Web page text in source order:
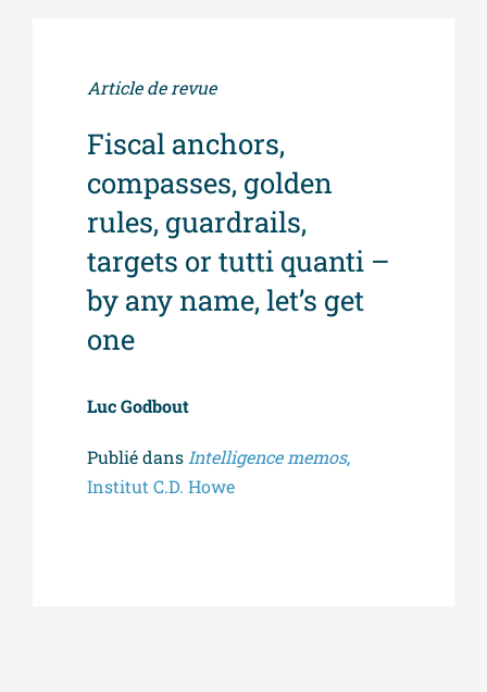
Article de revue
Fiscal anchors,
compasses, golden
rules, guardrails,
targets or tutti quanti –
by any name, let’s get
one
Luc Godbout
Publié dans Intelligence memos,
Institut C.D. Howe